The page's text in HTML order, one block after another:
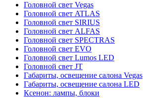
Головной свет Vegas
Головной свет ATLAS
Головной свет SIRIUS
Головной свет ALFAS
Головной свет SPECTRAS
Головной свет EVO
Головной свет Lumos LED
Головной свет JT
Габариты, освещение салона Vegas
Габариты, освещение салона LED
Ксенон: лампы, блоки